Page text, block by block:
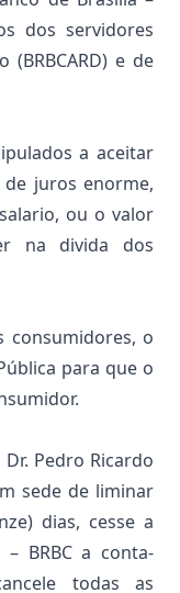
dos servidores
e de
a aceitar
juros enorme,
ou o valor
na divida dos
consumidores, o
para que o
Pedro Ricardo
sede de liminar
dias, cesse a
BRBC a conta-
todas as